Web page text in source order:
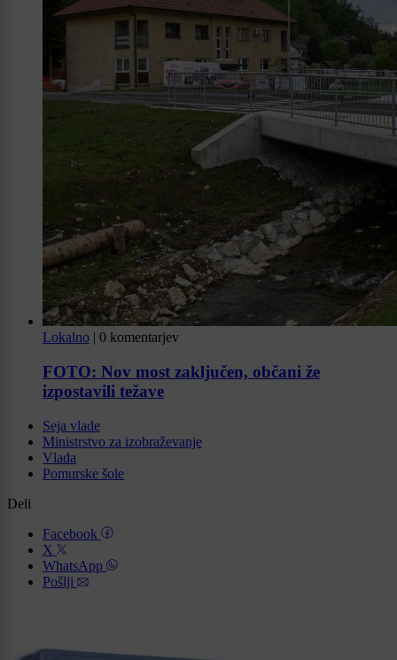
Lokalno | 0 komentarjev
FOTO: Nov most zaključen, občani že
izpostavili težave
Seja vlade
Ministrstvo za izobraževanje
Vlada
Pomurske šole
Deli
Facebook
X
WhatsApp
Pošlji